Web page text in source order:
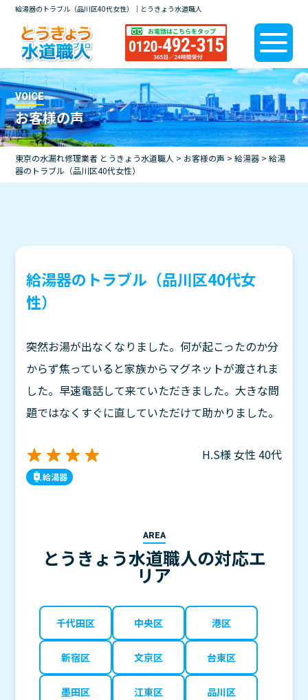
給湯器のトラブル（品川区40代女性）｜とうきょう水道職人
VOICE
お客様の声
東京の水漏れ修理業者 とうきょう水道職人 > お客様の声 >給湯器 >給湯
器のトラブル（品川区40代女性）
給湯器のトラブル（品川区40代女
性）
突然お湯が出なくなりました。何が起こったのか分
からず焦っていると家族からマグネットが渡されま
した。早速電話して来ていただきました。大きな問
題ではなくすぐに直していただけて助かりました。
H.S様女性40代
給湯器
AREA
とうきょう水道職人の対応エ
リア
千代田区 中央区 港区
新宿区 文京区 台東区
墨田区 江東区 品川区